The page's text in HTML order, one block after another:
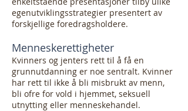
egenutviklingsstrategier presentert av
forskjellige foredragsholdere.
Menneskerettigheter
Kvinners og jenters rett til å få en
grunnutdanning er noe sentralt. Kvinner
har rett til ikke å bli misbrukt av menn,
bli ofre for vold i hjemmet, seksuell
utnytting eller menneskehandel.